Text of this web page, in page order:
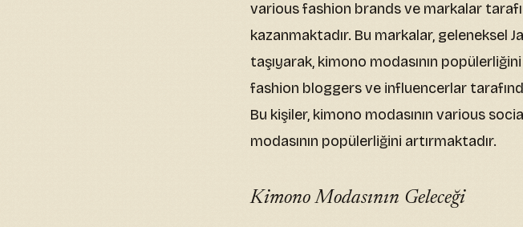
various fashion brands ve markalar
kazanmaktadır. Bu markalar, geleneksel
taşıyarak, kimono modasının
fashion bloggers ve influencerlar
Bu kişiler, kimono modasının various
modasının popülerliğini artırmaktadır.
Kimono Modasının Geleceği